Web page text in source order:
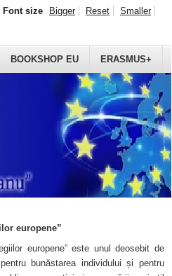
BOOKSHOP EU ERASMUS+
Font size Bigger Reset Smaller
europene”
europene” este unul deosebit de
bunăstarea individului și pentru